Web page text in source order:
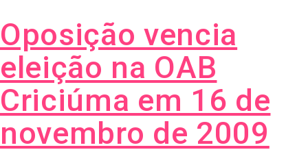
Oposição vencia
eleição na OAB
Criciúma em 16 de
novembro de 2009